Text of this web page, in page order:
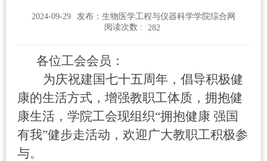
2024-09-29
发布：生物医学工程与仪器科学学院综合网
阅读次数 :
282
各位工会会员：
为庆祝建国七十五周年，倡导积极健
康的生活方式，增强教职工体质，拥抱健
康生活，学院工会现组织“拥抱健康 强国
有我”健步走活动，欢迎广大教职工积极参
与。